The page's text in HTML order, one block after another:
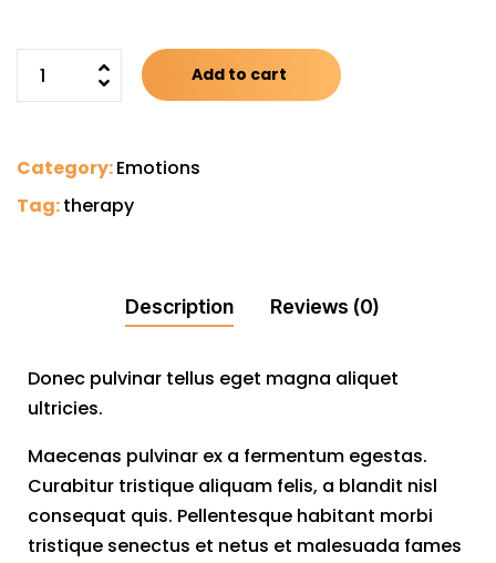
Add to cart
Category:Emotions
Tag:therapy
Description Reviews (0)
Donec pulvinar tellus eget magna aliquet
ultricies.
Maecenas pulvinar ex a fermentum egestas.
Curabitur tristique aliquam felis, a blandit nisl
consequat quis. Pellentesque habitant morbi
tristique senectus et netus et malesuada fames